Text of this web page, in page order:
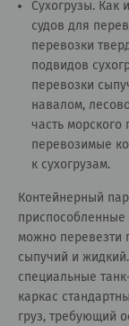
Сухогрузы. Как
судов для
перевозки
подвидов
перевозки
навалом,
часть морского
перевозимые
к сухогрузам.
Контейнерный
можно перевезти
сыпучий и
специальные
каркас
груз, требующий